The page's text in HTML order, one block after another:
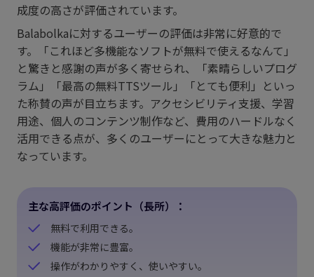
成度の高さが評価されています。
Balabolkaに対するユーザーの評価は非常に好意的で
す。「これほど多機能なソフトが無料で使えるなんて」
と驚きと感謝の声が多く寄せられ、「素晴らしいプログ
ラム」「最高の無料TTSツール」「とても便利」といっ
た称賛の声が目立ちます。アクセシビリティ支援、学習
用途、個人のコンテンツ制作など、費用のハードルなく
活用できる点が、多くのユーザーにとって大きな魅力と
なっています。
主な高評価のポイント（長所）：
無料で利用できる。
機能が非常に豊富。
操作がわかりやすく、使いやすい。